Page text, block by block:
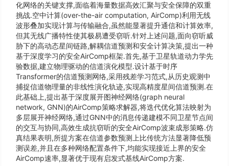
化网络的关键支撑,面临着海量数据高效汇聚与安全保障的双重
挑战.空中计算(over-the-air computation, AirComp)利用无线
波形叠加实现计算与传输融合,虽然能显著提升通信和计算效率,
但其无线广播特性使其极易遭受窃听.针对上述问题,面向窃听威
胁下的高动态星间链路,解耦信道预测和安全计算决策,提出一种
基于深度学习的安全AirComp框架.首先,基于卫星轨道动力学先
验数据,建立物理驱动的信道演化模型.设计基于时序
Transformer的信道预测网络,采用残差学习范式,从历史观测中
捕捉信道物理量的非线性演化轨迹,实现高精度星间信道预测.在
此基础上,提出基于深度展开图神经网络(graph neural
network, GNN)的AirComp策略求解器,将迭代优化算法映射为
多层展开神经网络,通过GNN中的消息传递建模不同卫星节点间
的交互与协同,高效生成抗窃听的安全AirComp波束成形策略.仿
真结果表明,所提方案在信道参数预测上比传统方法显著降低预
测误差,并且在多种网络配置条件下,均能实现接近上界的安全
AirComp速率,显著优于现有启发式基线AirComp方案.